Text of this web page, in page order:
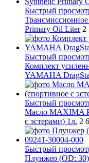
Быстрый
Primary Oil Liter 2
Быстрый
Комплект
YAMAHA
Быстрый
Масло MAXIMA
с эстерами) 1л. 2
Быстрый
Плунжер (OD: